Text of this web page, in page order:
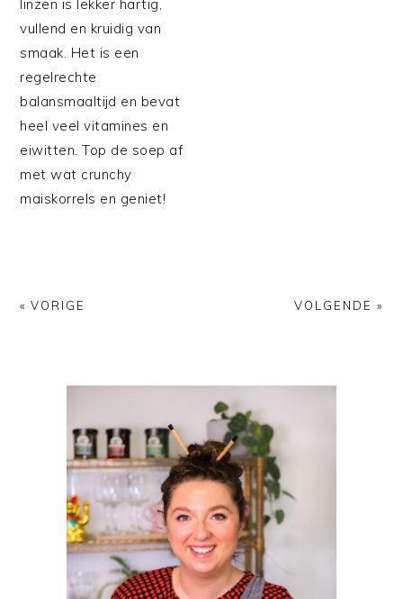
linzen is lekker hartig,
vullend en kruidig van
smaak. Het is een
regelrechte
balansmaaltijd en bevat
heel veel vitamines en
eiwitten. Top de soep af
met wat crunchy
maiskorrels en geniet!
« VORIGE VOLGENDE »